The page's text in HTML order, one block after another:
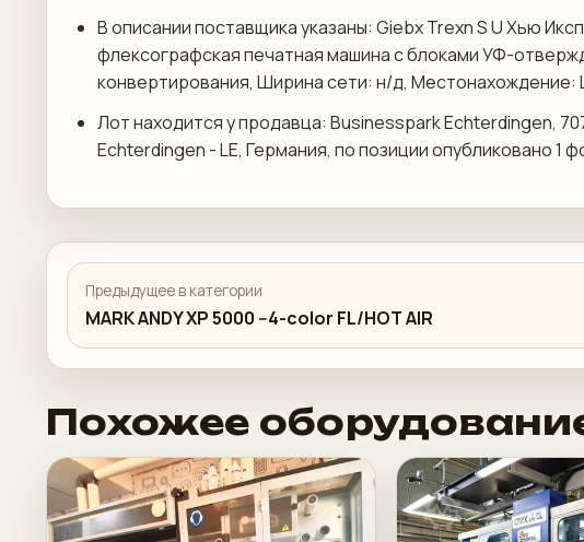
В описании поставщика указаны: Giebx Trexn S U Хью
флексографская печатная машина с блоками УФ-
конвертирования, Ширина сети: н/д, Местонахождение:
Лот находится у продавца: Businesspark Echterdingen,
Echterdingen - LE, Германия, по позиции опубликовано 1
Предыдущее в категории
MARK ANDY XP 5000 --4-color FL/HOT AIR
Похожее